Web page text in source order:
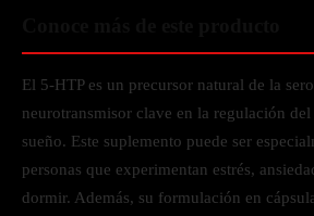
El 5-HTP es un precursor natural de la
neurotransmisor clave en la regulación
sueño. Este suplemento puede ser
personas que experimentan estrés,
dormir. Además, su formulación en